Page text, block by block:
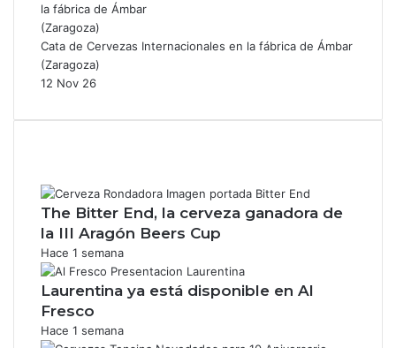
Cata de Cervezas Internacionales en la fábrica de Ámbar
(Zaragoza)
12 Nov 26
The Bitter End, la cerveza ganadora de
la III Aragón Beers Cup
Hace 1 semana
Laurentina ya está disponible en Al
Fresco
Hace 1 semana